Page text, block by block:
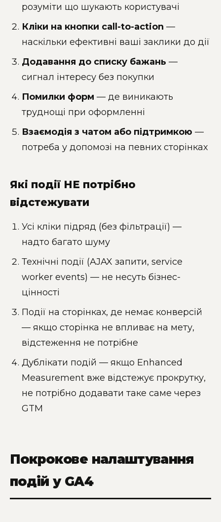
розуміти що шукають користувачі
Кліки на кнопки call-to-action —
наскільки ефективні ваші заклики до дії
Додавання до списку бажань —
сигнал інтересу без покупки
Помилки форм — де виникають
труднощі при оформленні
Взаємодія з чатом або підтримкою —
потреба у допомозі на певних сторінках
Які події НЕ потрібно
відстежувати
Усі кліки підряд (без фільтрації) —
надто багато шуму
Технічні події (AJAX запити, service
worker events) — не несуть бізнес-
цінності
Події на сторінках, де немає конверсій
— якщо сторінка не впливає на мету,
відстеження не потрібне
Дублікати подій — якщо Enhanced
Measurement вже відстежує прокрутку,
не потрібно додавати таке саме через
GTM
Покрокове налаштування
подій у GA4